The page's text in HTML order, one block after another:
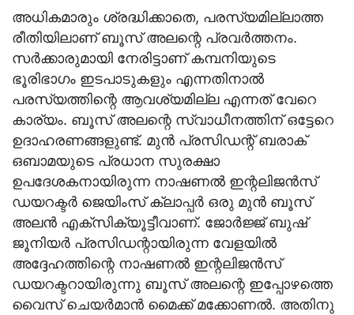
അധികമാരും ശ്രദ്ധിക്കാതെ, പരസ്യമില്ലാത്ത
രീതിയിലാണ് ബൂസ് അലന്റെ പ്രവര്‍ത്തനം.
സര്‍ക്കാരുമായി നേരിട്ടാണ് കമ്പനിയുടെ
ഭൂരിഭാഗം ഇടപാടുകളും എന്നതിനാല്‍
പരസ്യത്തിന്റെ ആവശ്യമില്ല എന്നത് വേറെ
കാര്യം. ബൂസ് അലന്റെ സ്വാധീനത്തിന് ഒട്ടേറെ
ഉദാഹരണങ്ങളുണ്ട്. മുന്‍ പ്രസിഡന്റ് ബരാക്
ഒബാമയുടെ പ്രധാന സുരക്ഷാ
ഉപദേശകനായിരുന്ന നാഷണല്‍ ഇന്റലിജന്‍സ്
ഡയറക്ടര്‍ ജെയിംസ് ക്ലാപ്പര്‍ ഒരു മുന്‍ ബൂസ്
അലന്‍ എക്‌സിക്യൂട്ടീവാണ്. ജോര്‍ജ്ജ് ബുഷ്
ജൂനിയര്‍ പ്രസിഡന്റായിരുന്ന വേളയില്‍
അദ്ദേഹത്തിന്റെ നാഷണല്‍ ഇന്റലിജന്‍സ്
ഡയറക്ടറായിരുന്നു ബൂസ് അലന്റെ ഇപ്പോഴത്തെ
വൈസ് ചെയര്‍മാന്‍ മൈക്ക് മക്കോണല്‍. അതിനു